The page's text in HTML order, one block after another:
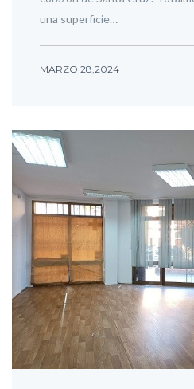
una superficie…
MARZO 28,2024